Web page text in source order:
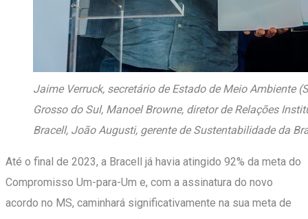
Jaime Verruck, secretário de Estado de Meio Ambiente
Grosso do Sul, Manoel Browne, diretor de Relações
Bracell, João Augusti, gerente de Sustentabilidade da
Até o final de 2023, a Bracell já havia atingido 92% da meta do
Compromisso Um-para-Um e, com a assinatura do novo
acordo no MS, caminhará significativamente na sua meta de